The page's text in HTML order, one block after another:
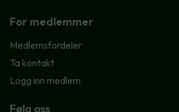
For medlemmer
Medlemsfordeler
Ta kontakt
Logg inn medlem
Følg oss